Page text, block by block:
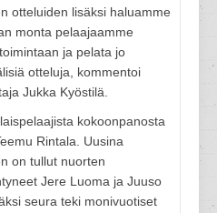
otteluiden lisäksi haluamme
monta pelaajaamme
ja pelata jo
otteluja, kommentoi
Jukka Kyöstilä.
kokoonpanosta
Rintala. Uusina
on tullut nuorten
Jere Luoma ja Juuso
seura teki monivuotiset